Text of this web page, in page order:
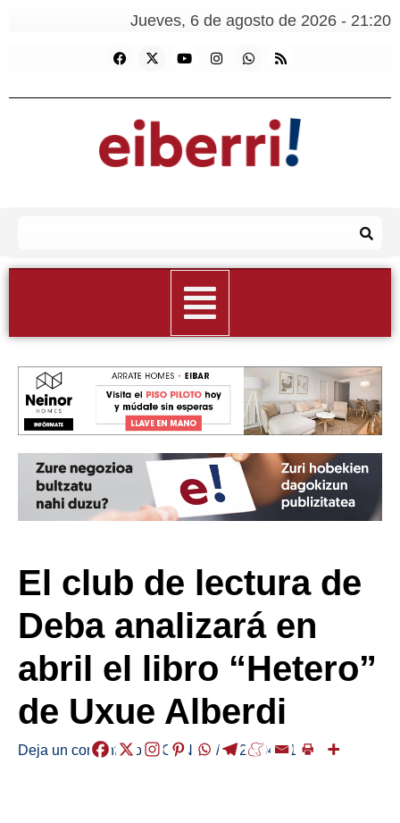
Jueves, 6 de agosto de 2026 - 21:20
El club de lectura de
Deba analizará en
abril el libro “Hetero”
de Uxue Alberdi
Deja un comentario /AGENDA /2025-04-21